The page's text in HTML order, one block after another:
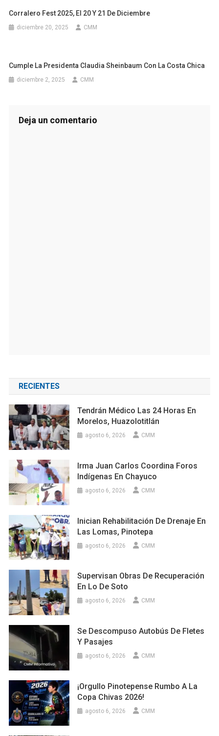
Corralero Fest 2025, El 20 Y 21 De Diciembre
diciembre 20, 2025 CMM
Cumple La Presidenta Claudia Sheinbaum Con La Costa Chica
diciembre 2, 2025 CMM
Deja un comentario
RECIENTES
Tendrán Médico Las 24 Horas En
Morelos, Huazolotitlán
agosto 6, 2026 CMM
Irma Juan Carlos Coordina Foros
Indígenas En Chayuco
agosto 6, 2026 CMM
Inician Rehabilitación De Drenaje En
Las Lomas, Pinotepa
agosto 6, 2026 CMM
Supervisan Obras De Recuperación
En Lo De Soto
agosto 6, 2026 CMM
Se Descompuso Autobús De Fletes
Y Pasajes
agosto 6, 2026 CMM
¡Orgullo Pinotepense Rumbo A La
Copa Chivas 2026!
agosto 6, 2026 CMM